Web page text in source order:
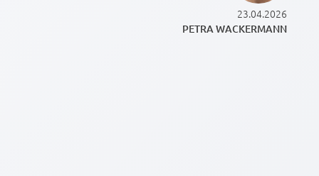
23.04.2026
PETRA WACKERMANN